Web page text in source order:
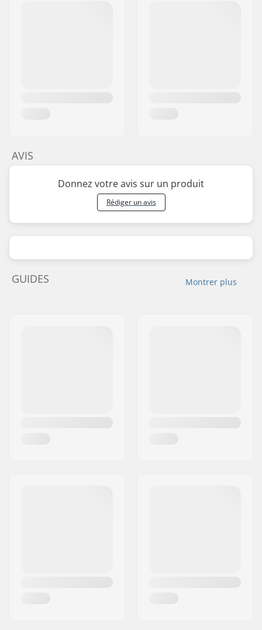
AVIS
Donnez votre avis sur un produit
Rédiger un avis
Montrer plus
GUIDES